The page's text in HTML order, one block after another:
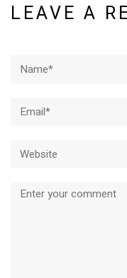
LEAVE A
Comment